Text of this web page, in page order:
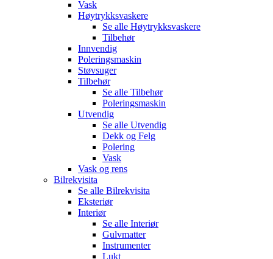
Vask
Høytrykksvaskere
Se alle Høytrykksvaskere
Tilbehør
Innvendig
Poleringsmaskin
Støvsuger
Tilbehør
Se alle Tilbehør
Poleringsmaskin
Utvendig
Se alle Utvendig
Dekk og Felg
Polering
Vask
Vask og rens
Bilrekvisita
Se alle Bilrekvisita
Eksteriør
Interiør
Se alle Interiør
Gulvmatter
Instrumenter
Lukt